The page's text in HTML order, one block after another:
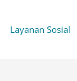
Layanan Sosial